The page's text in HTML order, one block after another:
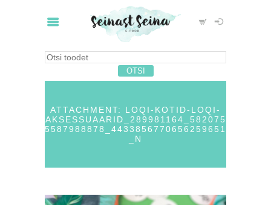
ATTACHMENT: LOQI-KOTID-LOQI-
AKSESSUAARID_289981164_582075
5587988878_4433856770656259651
_N